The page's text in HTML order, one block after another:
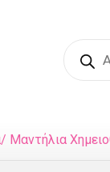
search
Μαντήλια